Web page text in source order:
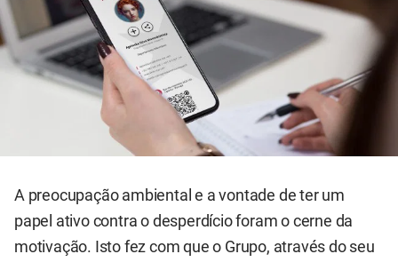
A preocupação ambiental e a vontade de ter um
papel ativo contra o desperdício foram o cerne da
motivação. Isto fez com que o Grupo, através do seu